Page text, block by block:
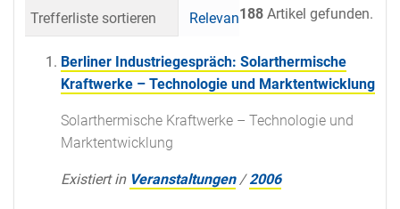
188 Artikel gefunden.
Trefferliste sortieren Relevanz Datum
Berliner Industriegespräch: Solarthermische
Kraftwerke – Technologie und Marktentwicklung
Solarthermische Kraftwerke – Technologie und
Marktentwicklung
Existiert in Veranstaltungen /2006